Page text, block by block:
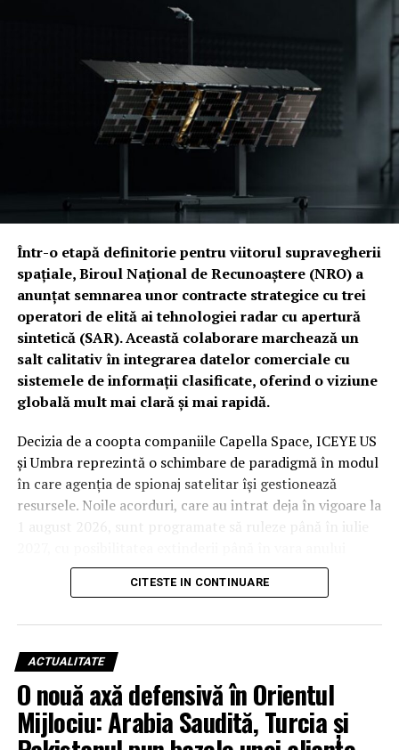
Într-o etapă definitorie pentru viitorul supravegherii
spațiale, Biroul Național de Recunoaștere (NRO) a
anunțat semnarea unor contracte strategice cu trei
operatori de elită ai tehnologiei radar cu apertură
sintetică (SAR). Această colaborare marchează un
salt calitativ în integrarea datelor comerciale cu
sistemele de informații clasificate, oferind o viziune
globală mult mai clară și mai rapidă.
Decizia de a coopta companiile Capella Space, ICEYE US
și Umbra reprezintă o schimbare de paradigmă în modul
în care agenția de spionaj satelitar își gestionează
resursele. Noile acorduri, care au intrat deja în vigoare la
1 august 2026, sunt programate să ruleze până în iulie
2029. Deși valorile financiare rămân confidențiale din
cauza bugetului clasificat al agenției, impactul
De la studii la operațiuni: Capella
Space, ICEYE US și Umbra devin
piloni ai securității naționale
CITESTE IN CONTINUARE
ACTUALITATE
O nouă axă defensivă în Orientul
Mijlociu: Arabia Saudită, Turcia și